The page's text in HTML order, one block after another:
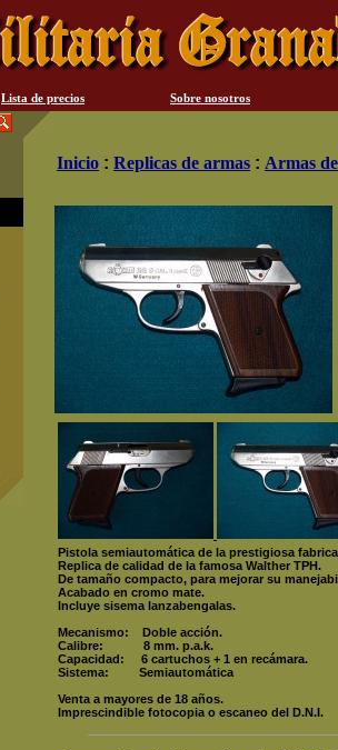
Lista de precios
Sobre nosotros
Inicio : Replicas de armas : Armas
Pistola semiautomática de la prestigiosa
Replica de calidad de la famosa Walther TPH.
De tamaño compacto, para mejorar su
Acabado en cromo mate.
Incluye sisema lanzabengalas.
Mecanismo: Doble acción.
Calibre: 8 mm. p.a.k.
Capacidad: 6 cartuchos + 1 en recámara.
Sistema: Semiautomática
Venta a mayores de 18 años.
Imprescindible fotocopia o escaneo del D.N.I.